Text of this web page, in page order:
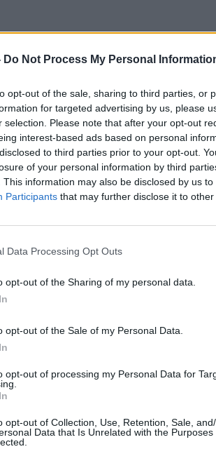
Do Not Process My Personal
opt-out of the sale, sharing to third parties, or
for targeted advertising by us, please
selection. Please note that after your opt-out
interest-based ads based on personal
to third parties prior to your opt-out.
of your personal information by third
This information may also be disclosed by us
Participants that may further disclose it to other
Data Processing Opt Outs
opt-out of the Sharing of my personal data.
opt-out of the Sale of my Personal Data.
opt-out of processing my Personal Data for
opt-out of Collection, Use, Retention, Sale,
Data that Is Unrelated with the Purposes
како избезумено трча
со рацете колку што може, но
а потоа се случило нешто
неговиот крузер е „паркиран“
почувствува?!
him! 😲#caughtoncamera #funny
sound - Jordan Flom